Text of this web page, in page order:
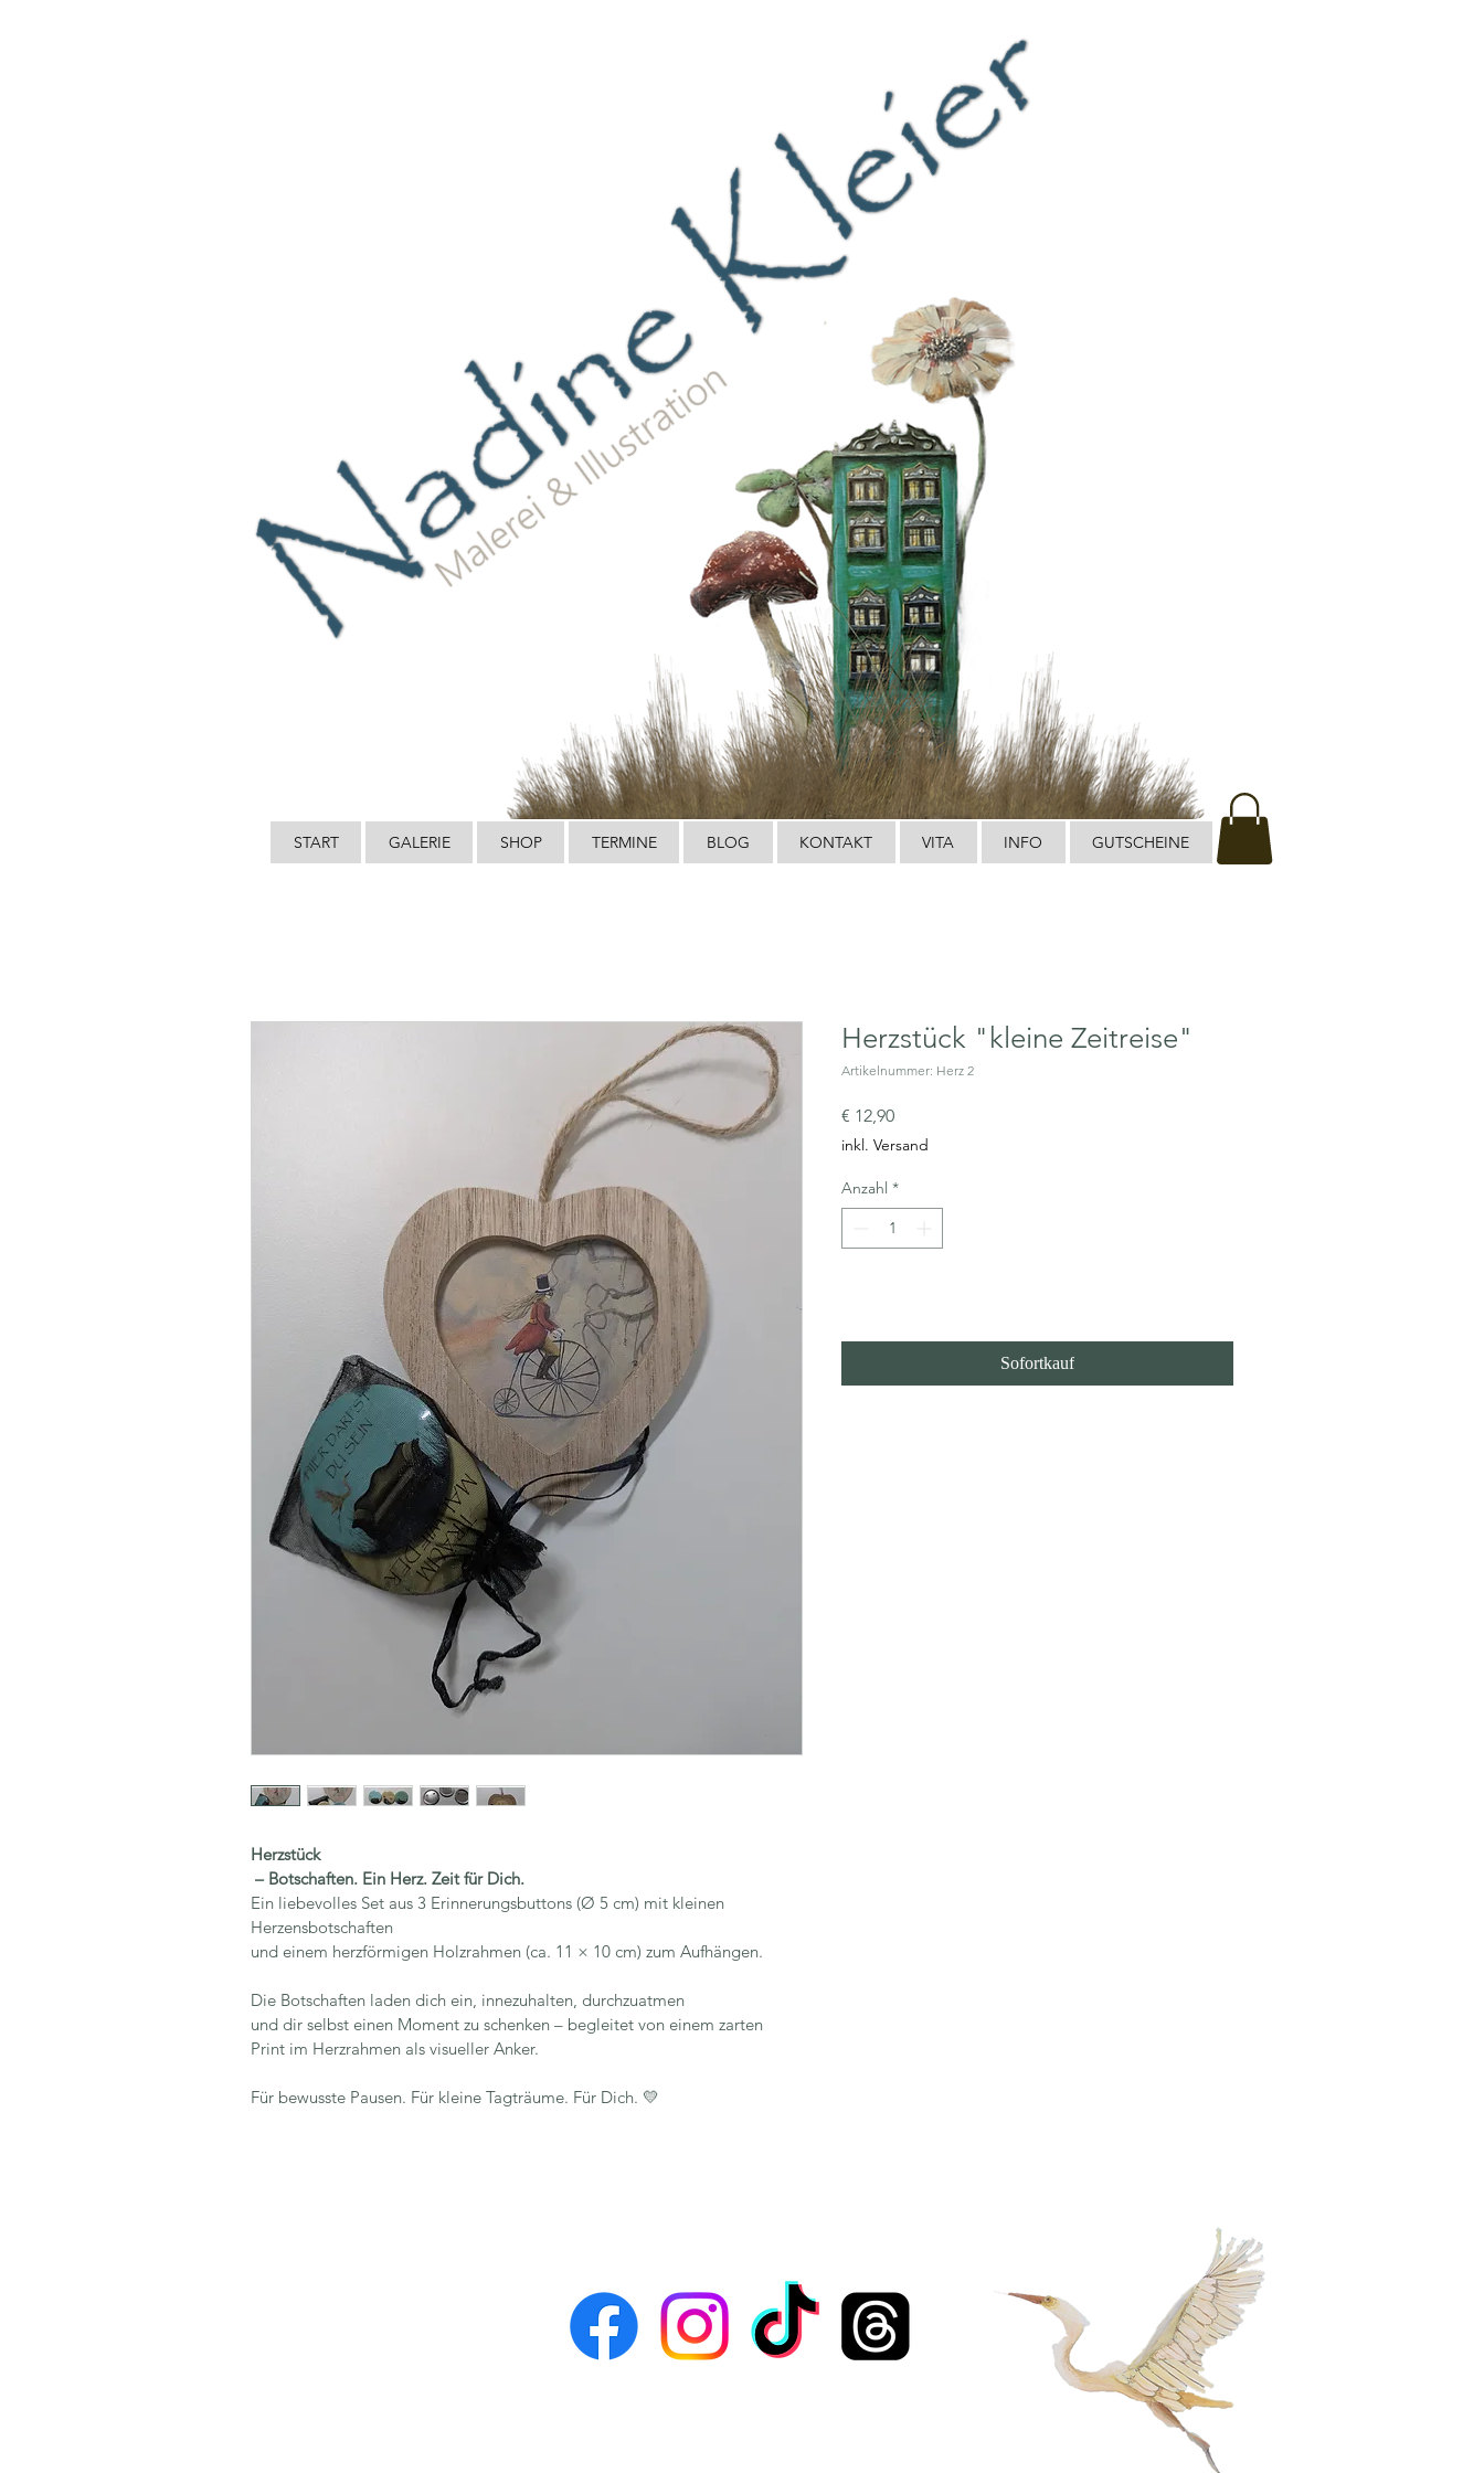
START GALERIE SHOP TERMINE BLOG KONTAKT VITA INFO GUTSCHEINE
Herzstück
– Botschaften. Ein Herz. Zeit für Dich.
Ein liebevolles Set aus 3 Erinnerungsbuttons (Ø 5 cm) mit kleinen
Herzensbotschaften
und einem herzförmigen Holzrahmen (ca. 11 × 10 cm) zum Aufhängen.
Die Botschaften laden dich ein, innezuhalten, durchzuatmen
und dir selbst einen Moment zu schenken – begleitet von einem zarten
Print im Herzrahmen als visueller Anker.
Für bewusste Pausen. Für kleine Tagträume. Für Dich. 💛
Herzstück "kleine Zeitreise"
Artikelnummer: Herz 2
€ 12,90Preis
inkl. Versand
Anzahl *
Sofortkauf